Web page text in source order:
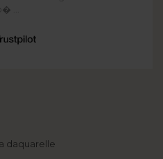
...
daquarelle